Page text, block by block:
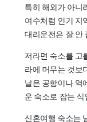
특히 해외가 아니
여수처럼 인기 지
대리운전은 잘 안
저라면 숙소를 고
라에 머무는 것보
날은 공항이나 역
운 숙소로 잡는 식
신혼여행 숙소는